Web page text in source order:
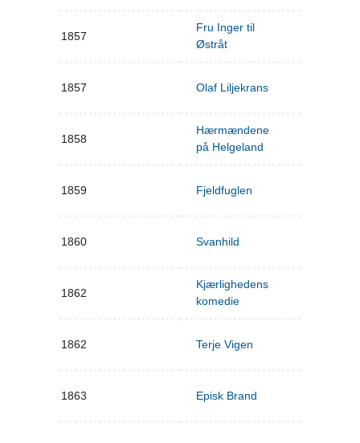
1857
Fru Inger til
Østråt
1857 Olaf Liljekrans
1858
Hærmændene
på Helgeland
1859 Fjeldfuglen
1860 Svanhild
1862
Kjærlighedens
komedie
1862 Terje Vigen
1863 Episk Brand